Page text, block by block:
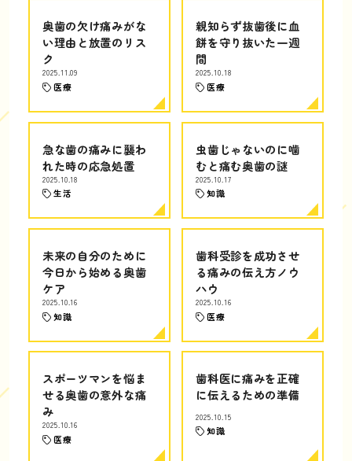
奥歯の欠け痛みがな
い理由と放置のリス
ク
2025.11.09
医療
親知らず抜歯後に血
餅を守り抜いた一週
間
2025.10.18
医療
急な歯の痛みに襲わ
れた時の応急処置
2025.10.18
生活
虫歯じゃないのに噛
むと痛む奥歯の謎
2025.10.17
知識
未来の自分のために
今日から始める奥歯
ケア
2025.10.16
知識
歯科受診を成功させ
る痛みの伝え方ノウ
ハウ
2025.10.16
医療
スポーツマンを悩ま
せる奥歯の意外な痛
み
2025.10.16
医療
歯科医に痛みを正確
に伝えるための準備
2025.10.15
知識